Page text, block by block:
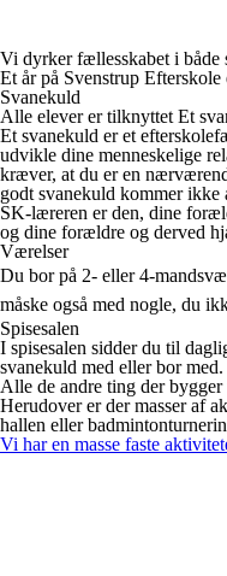
Vi dyrker fællesskabet i både
Et år på Svenstrup
Svanekuld
Alle elever er tilknyttet Et
Et svanekuld er et
udvikle dine menneskelige
kræver, at du er en
godt svanekuld kommer ikke
SK-læreren er den, dine
og dine forældre og derved
Værelser
Du bor på 2- eller 4-
måske også med nogle, du
Spisesalen
I spisesalen sidder du til
svanekuld med eller bor med.
Alle de andre ting der
Herudover er der masser af
hallen eller
Vi har en masse faste